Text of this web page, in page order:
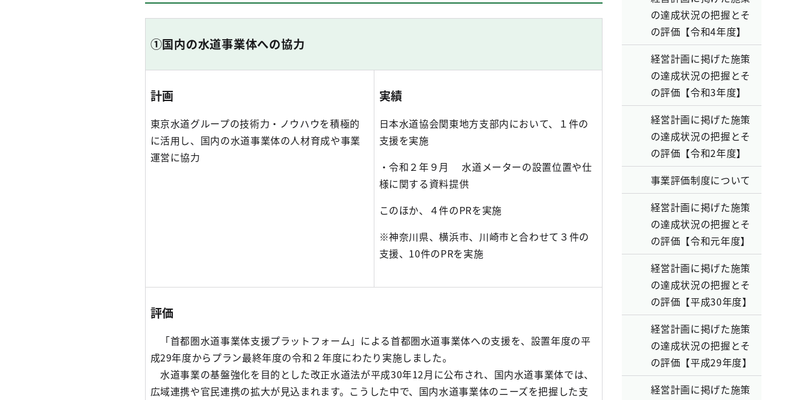
①国内の水道事業体への協力
計画
東京水道グループの技術力・ノウハウを積極的
に活用し、国内の水道事業体の人材育成や事業
運営に協力
実績
日本水道協会関東地方支部内において、１件の
支援を実施
・令和２年９月 水道メーターの設置位置や仕
様に関する資料提供
このほか、４件のPRを実施
※神奈川県、横浜市、川崎市と合わせて３件の
支援、10件のPRを実施
評価
「首都圏水道事業体支援プラットフォーム」による首都圏水道事業体への支援を、設置年度の平
成29年度からプラン最終年度の令和２年度にわたり実施しました。
水道事業の基盤強化を目的とした改正水道法が平成30年12月に公布され、国内水道事業体では、
広域連携や官民連携の拡大が見込まれます。こうした中で、国内水道事業体のニーズを把握した支
の達成状況の把握とそ
の評価【令和4年度】
経営計画に掲げた施策
の達成状況の把握とそ
の評価【令和3年度】
経営計画に掲げた施策
の達成状況の把握とそ
の評価【令和2年度】
事業評価制度について
経営計画に掲げた施策
の達成状況の把握とそ
の評価【令和元年度】
経営計画に掲げた施策
の達成状況の把握とそ
の評価【平成30年度】
経営計画に掲げた施策
の達成状況の把握とそ
の評価【平成29年度】
経営計画に掲げた施策